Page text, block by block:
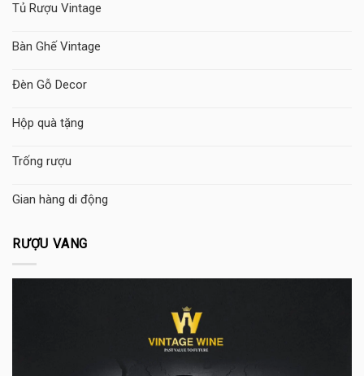
Tủ Rượu Vintage
Bàn Ghế Vintage
Đèn Gỗ Decor
Hộp quà tặng
Trống rượu
Gian hàng di động
RƯỢU VANG